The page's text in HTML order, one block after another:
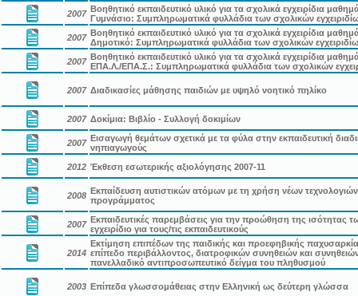
2007 Βοηθητικό εκπαιδευτικό υλικό για τα σχολικά εγχειρίδια
Γυμνάσιο: Συμπληρωματικά φυλλάδια των σχολικών
2007 Βοηθητικό εκπαιδευτικό υλικό για τα σχολικά εγχειρίδια
Δημοτικό: Συμπληρωματικά φυλλάδια των σχολικών
2007 Βοηθητικό εκπαιδευτικό υλικό για τα σχολικά εγχειρίδια
ΕΠΑ.Λ./ΕΠΑ.Σ.: Συμπληρωματικά φυλλάδια των σχολικών
2007 Διαδικασίες μάθησης παιδιών με υψηλό νοητικό πηλίκο
2007 Δοκίμια: Βιβλίο - Συλλογή δοκιμίων
2007 Εισαγωγή θεμάτων σχετικά με τα φύλα στην εκπαιδευτική
νηπιαγωγούς
2012 Έκθεση εσωτερικής αξιολόγησης 2007-11
2008 Εκπαίδευση αυτιστικών ατόμων με τη χρήση νέων
προγράμματος
2007 Εκπαιδευτικές παρεμβάσεις για την προώθηση της ισότητας
εγχειρίδιο για τους/τις εκπαιδευτικούς
2014
Εκτίμηση επιπέδων της παιδικής και προεφηβικής
επίπεδο περιβάλλοντος, διατροφικών συνηθειών και
πανελλαδικό αντιπροσωπευτικό δείγμα του πληθυσμού
2003 Επίπεδα γλωσσομάθειας στην Ελληνική ως δεύτερη γλώσσα